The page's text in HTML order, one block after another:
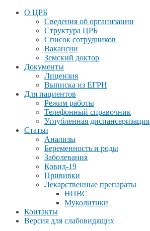
О ЦРБ
Сведения об организации
Структура ЦРБ
Список сотрудников
Вакансии
Земский доктор
Документы
Лицензия
Выписка из ЕГРН
Для пациентов
Режим работы
Телефонный справочник
Углубленная диспансеризация
Статьи
Анализы
Беременность и роды
Заболевания
Ковид-19
Прививки
Лекарственные препараты
НПВС
Муколитики
Контакты
Версия для слабовидящих